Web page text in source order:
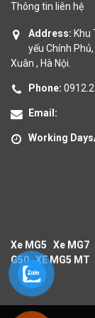
Thông tin liên hệ
Address: Khu
yếu Chính
Xuân , Hà Nội.
Phone:
Email:
Working
Xe MG5 Xe MG7
G50 XE MG5 MT